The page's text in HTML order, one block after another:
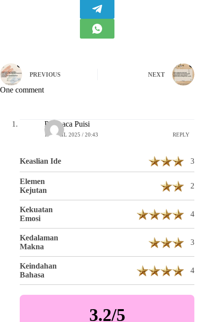
PREVIOUS NEXT
One comment
Pembaca Puisi
16 APRIL 2025 / 20:43 REPLY
Keaslian Ide 3
Elemen
Kejutan
2
Kekuatan
Emosi
4
Kedalaman
Makna
3
Keindahan
Bahasa
4
3.2/5